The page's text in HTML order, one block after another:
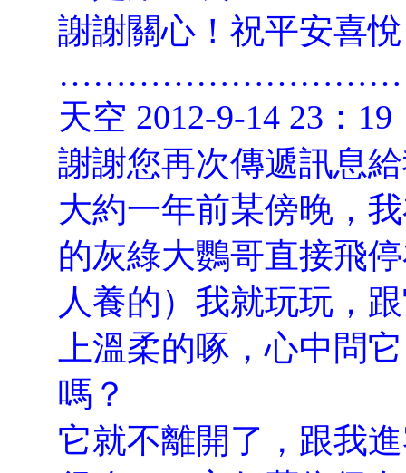
謝謝關心！祝平安喜悅
天空 2012-9-14 23：19
謝謝您再次傳遞訊
大約一年前某傍晚，
的灰綠大鸚哥直接飛
人養的）我就玩玩，
上溫柔的啄，心中問
嗎？
它就不離開了，跟我